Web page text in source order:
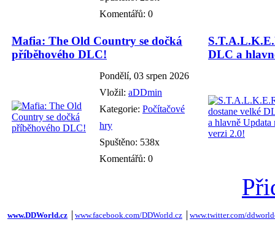
Komentářů: 0
Mafia: The Old Country se dočká
příběhového DLC!
Pondělí, 03 srpen 2026
Vložil: aDDmin
Kategorie: Počítačové
hry
Spuštěno: 538x
Komentářů: 0
DLC a
www.DDWorld.cz www.facebook.com/DDWorld.cz www.twitter.com/